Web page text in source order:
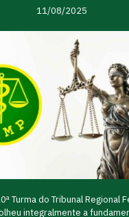
11/08/2025
Turma do Tribunal Regional
integralmente a